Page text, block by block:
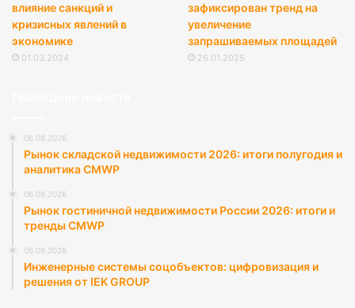
влияние санкций и
кризисных явлений в
экономике
01.03.2024
зафиксирован тренд на
увеличение
запрашиваемых площадей
26.01.2025
06.08.2026
Рынок складской недвижимости 2026: итоги полугодия и
аналитика CMWP
06.08.2026
Рынок гостиничной недвижимости России 2026: итоги и
тренды CMWP
06.08.2026
Инженерные системы соцобъектов: цифровизация и
решения от IEK GROUP